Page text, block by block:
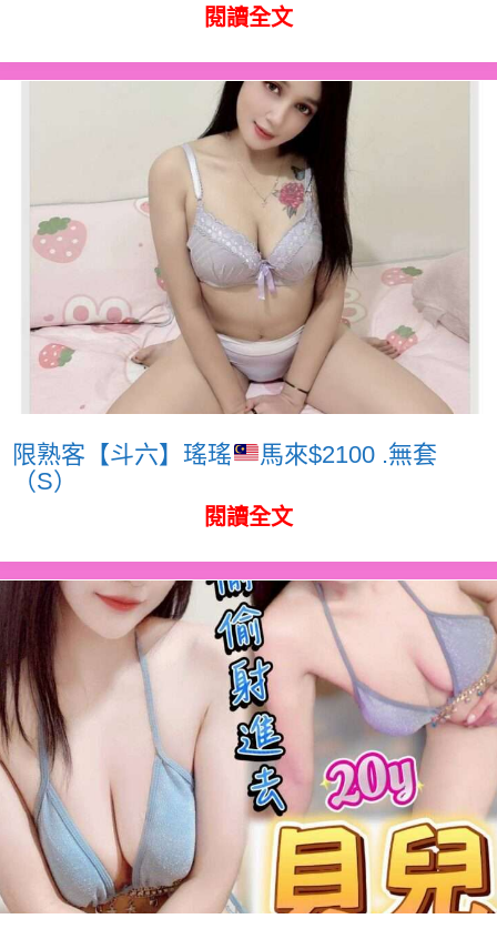
閱讀全文
限熟客【斗六】瑤瑤
馬來$2100 .無套
（S）
閱讀全文